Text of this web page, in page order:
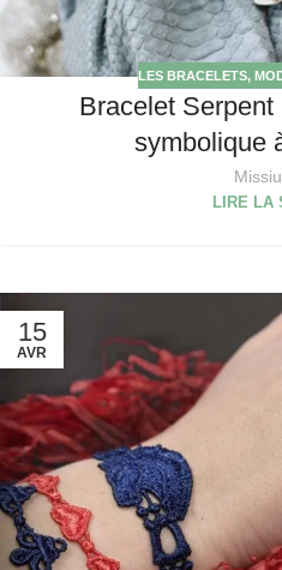
LES BRACELETS,
Bracelet
symbolique
Missiu
LIRE LA
15
AVR